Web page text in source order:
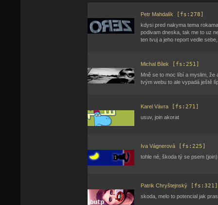
Petr Mahdalík [fs:278]
kdysi pred nakyma tema
podivam dneska, tak me to uz
ten tvuj a jeho report vedle
Michal Bílek [fs:251]
Mně se to moc líbí a myslim, že
tvým webu to ale vypadá ještě
Karel Vávra [fs:271]
usuv, join akorat
Iva Vágnerová [fs:225]
tohle né, škoda tý se psem
Patrik Chryštejnský [fs:321]
skoda, melo to potencial jak